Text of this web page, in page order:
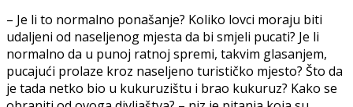
– Je li to normalno ponašanje? Koliko lovci moraju biti
udaljeni od naseljenog mjesta da bi smjeli pucati? Je li
normalno da u punoj ratnoj spremi, takvim glasanjem,
pucajući prolaze kroz naseljeno turističko mjesto? Što da
je tada netko bio u kukuruzištu i brao kukuruz? Kako se